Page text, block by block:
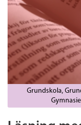
Grundskola